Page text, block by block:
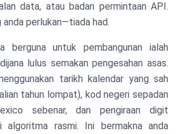
data, atau badan permintaan API.
anda perlukan—tiada had.
berguna untuk pembangunan ialah
lulus semakan pengesahan asas.
tarikh kalendar yang sah
tahun lompat), kod negeri sepadan
sebenar, dan pengiraan digit
algoritma rasmi. Ini bermakna anda